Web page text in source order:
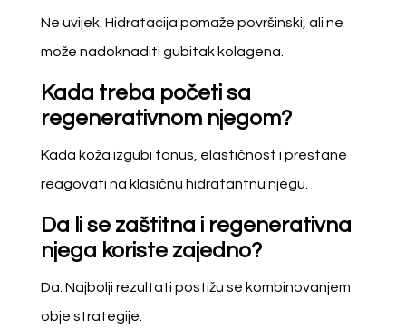
Ne uvijek. Hidratacija pomaže površinski, ali ne
može nadoknaditi gubitak kolagena.
Kada treba početi sa
regenerativnom njegom?
Kada koža izgubi tonus, elastičnost i prestane
reagovati na klasičnu hidratantnu njegu.
Da li se zaštitna i regenerativna
njega koriste zajedno?
Da. Najbolji rezultati postižu se kombinovanjem
obje strategije.